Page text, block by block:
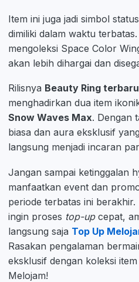
Item ini juga jadi simbol
dimiliki dalam waktu
mengoleksi Space Color
akan lebih dihargai dan
Rilisnya Beauty Ring terbaru
menghadirkan dua item
Snow Waves Max. Dengan
biasa dan aura eksklusif
langsung menjadi incaran
Jangan sampai ketinggalan
manfaatkan event dan
periode terbatas ini
ingin proses top-upcepat,
langsung saja Top Up
Rasakan pengalaman
eksklusif dengan koleksi
Melojam!